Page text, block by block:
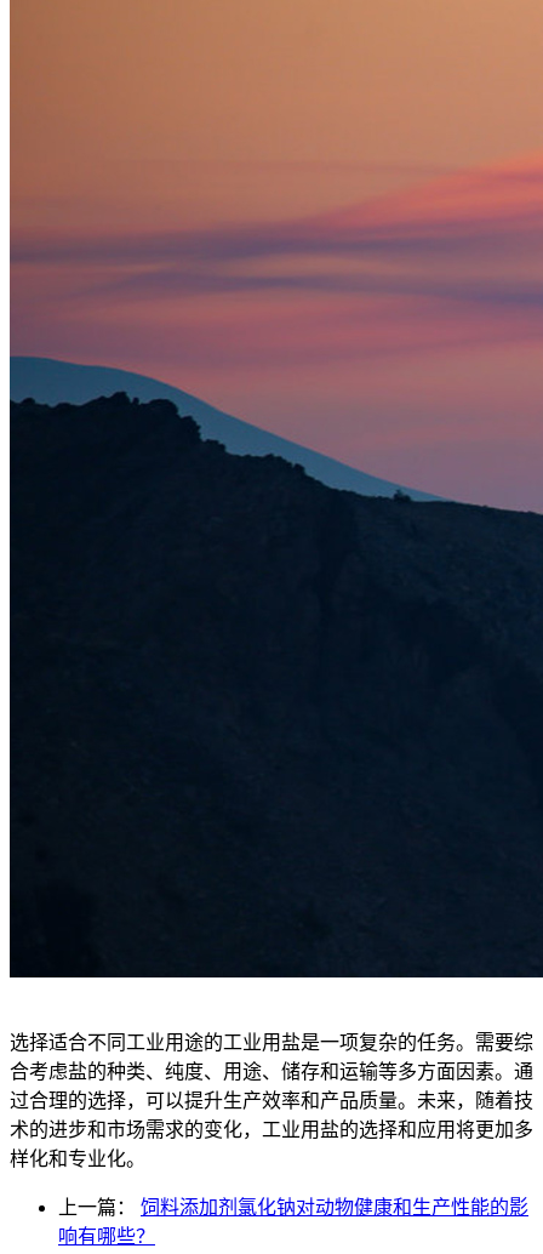
选择适合不同工业用途的工业用盐是一项复杂的任务。需要综
合考虑盐的种类、纯度、用途、储存和运输等多方面因素。通
过合理的选择，可以提升生产效率和产品质量。未来，随着技
术的进步和市场需求的变化，工业用盐的选择和应用将更加多
样化和专业化。
上一篇： 饲料添加剂氯化钠对动物健康和生产性能的影
响有哪些？